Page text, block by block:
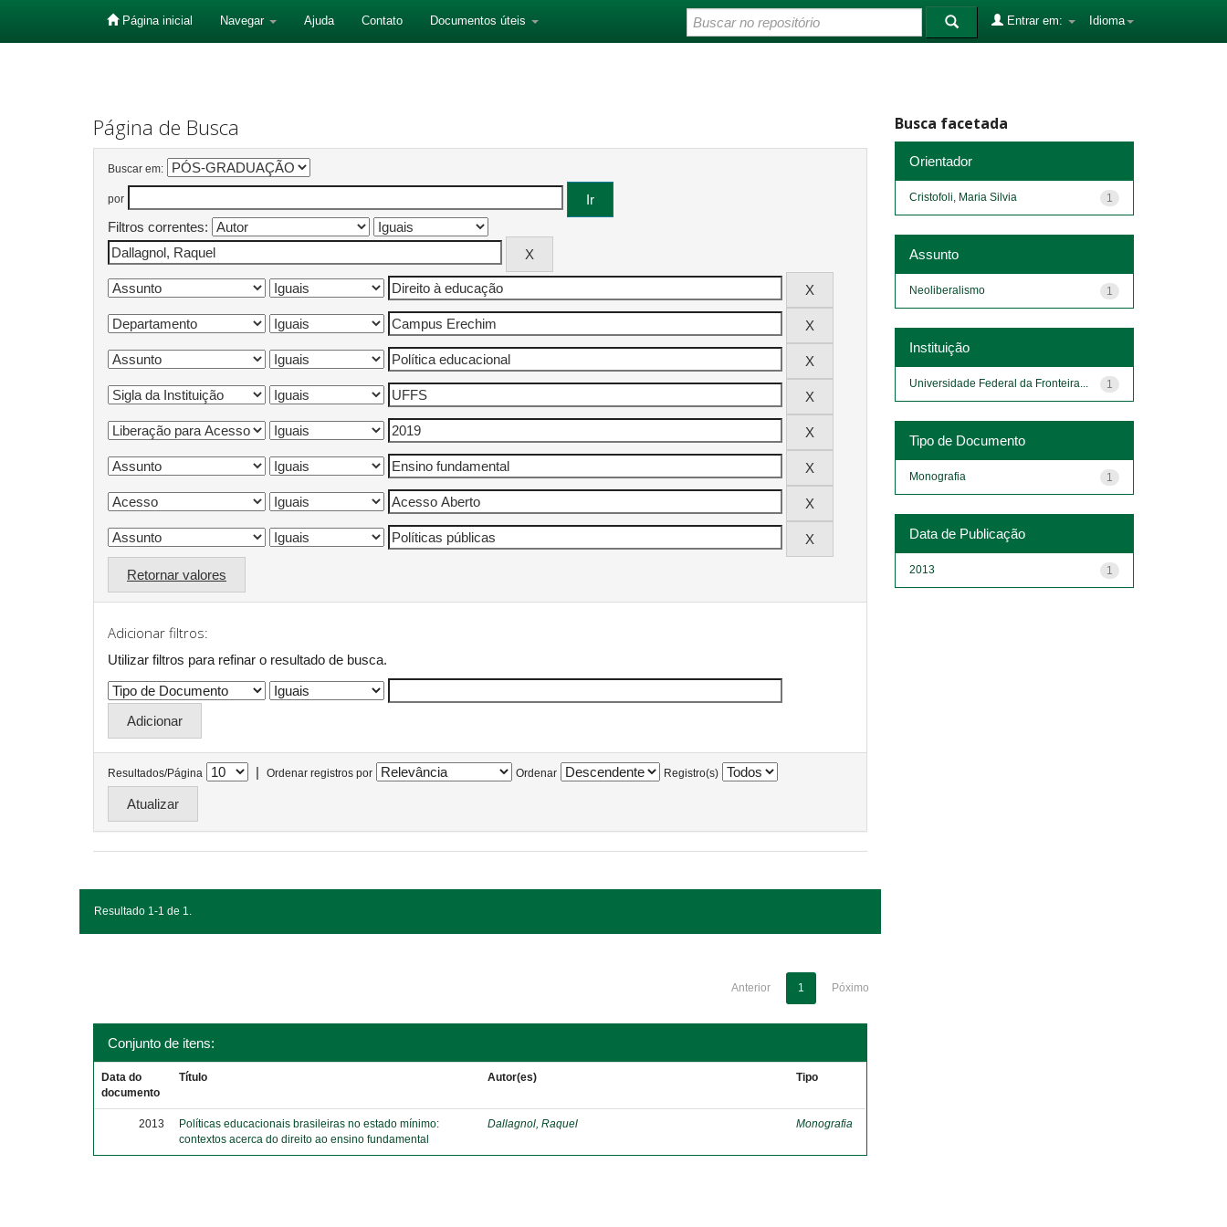
Página inicial Navegar Ajuda Contato Documentos úteis Idioma
Entrar em:
Página de Busca
Buscar em:
por
Filtros correntes:
Retornar valores
Adicionar filtros:
Utilizar filtros para refinar o resultado de busca.
Resultados/Página | Ordenar registros por Ordenar Registro(s)
Resultado 1-1 de 1.
Anterior 1 Póximo
Conjunto de itens:
Data do
documento
Título Autor(es) Tipo
2013
Políticas educacionais brasileiras no estado mínimo:
contextos acerca do direito ao ensino fundamental
Dallagnol, Raquel Monografia
Busca facetada
Orientador
1
Cristofoli, Maria Silvia
Assunto
1
Neoliberalismo
Instituição
1
Universidade Federal da Fronteira...
Tipo de Documento
1
Monografia
Data de Publicação
1
2013